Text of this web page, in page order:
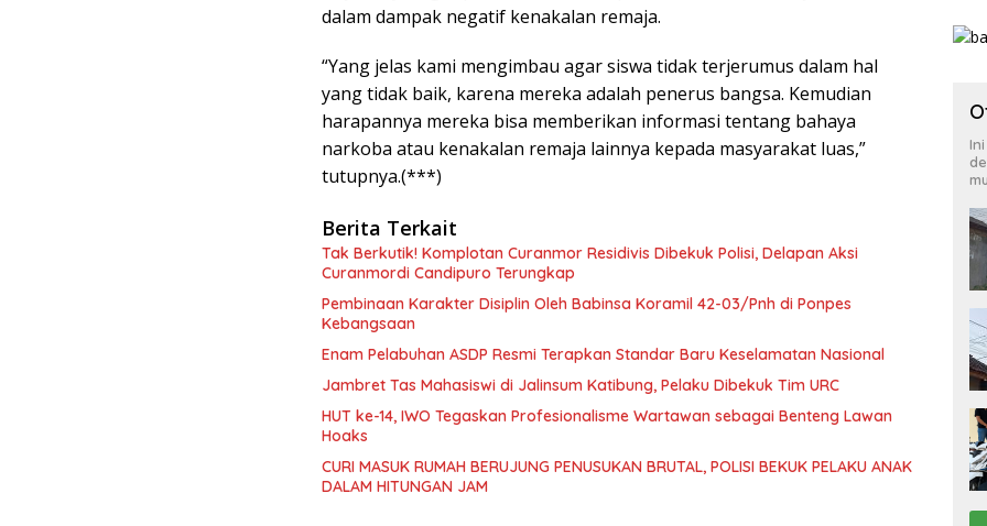
dalam dampak negatif kenakalan remaja.
“Yang jelas kami mengimbau agar siswa tidak terjerumus dalam hal
yang tidak baik, karena mereka adalah penerus bangsa. Kemudian
harapannya mereka bisa memberikan informasi tentang bahaya
narkoba atau kenakalan remaja lainnya kepada masyarakat luas,”
tutupnya.(***)
Berita Terkait
Tak Berkutik! Komplotan Curanmor Residivis Dibekuk Polisi, Delapan Aksi
Curanmordi Candipuro Terungkap
Pembinaan Karakter Disiplin Oleh Babinsa Koramil 42-03/Pnh di Ponpes
Kebangsaan
Enam Pelabuhan ASDP Resmi Terapkan Standar Baru Keselamatan Nasional
Jambret Tas Mahasiswi di Jalinsum Katibung, Pelaku Dibekuk Tim URC
HUT ke-14, IWO Tegaskan Profesionalisme Wartawan sebagai Benteng Lawan
Hoaks ‎
CURI MASUK RUMAH BERUJUNG PENUSUKAN BRUTAL, POLISI BEKUK PELAKU ANAK
DALAM HITUNGAN JAM